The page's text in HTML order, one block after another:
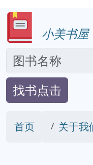
小美书屋
找书点击
首页 关于我